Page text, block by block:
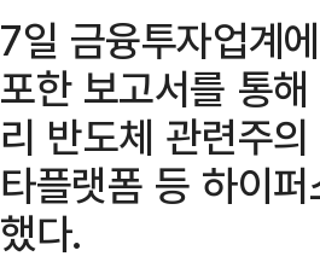
7일 금융투자업계
포한 보고서를 통
리 반도체 관련주
타플랫폼 등 하이
했다.